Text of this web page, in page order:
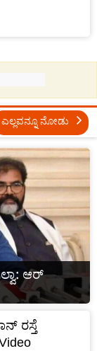
ಎಲ್ಲವನ್ನೂ ನೋಡು
ಆರ್
ರಸ್ತೆ